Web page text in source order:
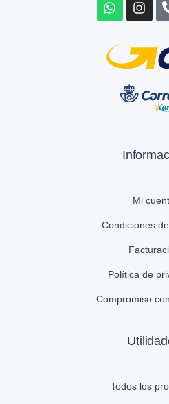
Mi
Condiciones
Política de
Compromiso
Todos los